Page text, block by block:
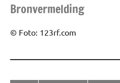
Bronvermelding
© Foto: 123rf.com